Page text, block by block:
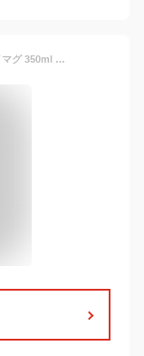
水筒 サーモス JNL-S350 真空断熱ケータイマグ 350ml 名入れ プレゼント ギフト シンプルフォント 箱入り ステンレス ボトル マグボトル シンプル 大人 おとな 男性 女性 小さめ ミニ ボトル マイボトル 軽い 保温 保冷 雑貨 母の日 実用的